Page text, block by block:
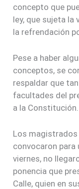
concepto que
ley, que sujeta
la refrendación
Pese a haber
conceptos, se
respaldar que
facultades del
a la Constitución.
Los magistrados
convocaron para
viernes, no
ponencia que
Calle, quien en